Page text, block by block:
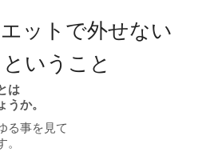
ットで外せない
ということ
は
か。
る事を見て